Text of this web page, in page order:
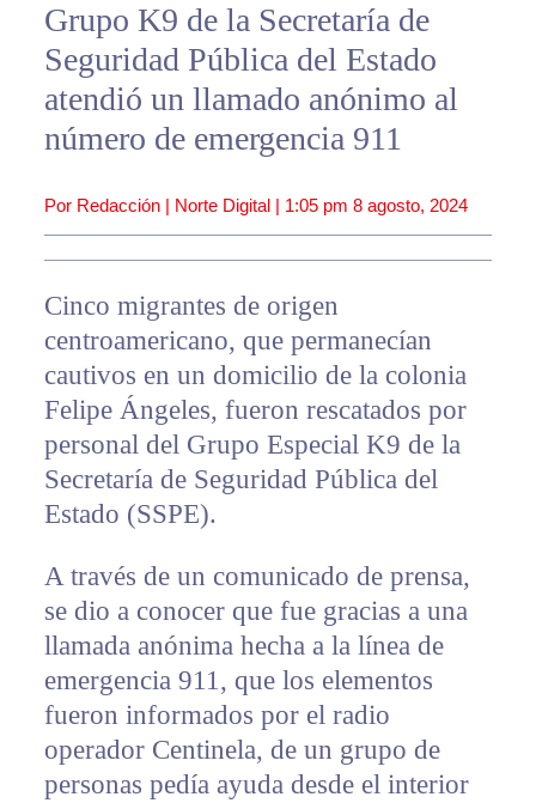
Grupo K9 de la Secretaría de
Seguridad Pública del Estado
atendió un llamado anónimo al
número de emergencia 911
Por Redacción | Norte Digital | 1:05 pm 8 agosto, 2024
Cinco migrantes de origen
centroamericano, que permanecían
cautivos en un domicilio de la colonia
Felipe Ángeles, fueron rescatados por
personal del Grupo Especial K9 de la
Secretaría de Seguridad Pública del
Estado (SSPE).
A través de un comunicado de prensa,
se dio a conocer que fue gracias a una
llamada anónima hecha a la línea de
emergencia 911, que los elementos
fueron informados por el radio
operador Centinela, de un grupo de
personas pedía ayuda desde el interior